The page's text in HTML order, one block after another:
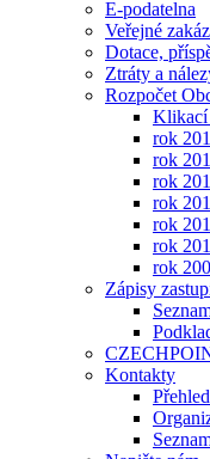
E-podatelna
Veřejné
Dotace,
Ztráty a
Rozpočet
Klikací
rok
rok
rok
rok
rok
rok
rok
Zápisy
Kontakty